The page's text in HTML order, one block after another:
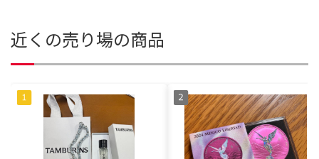
近くの売り場の商品